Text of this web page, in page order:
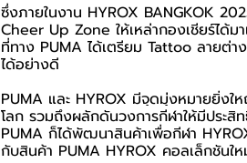
ซึ่งภายในงาน HYROX BANGKOK
Cheer Up Zone ให้เหล่ากองเชียร์ได้
ที่ทาง PUMA ได้เตรียม Tattoo ลายต่า
ได้อย่างดี
PUMA และ HYROX มีจุดมุ่งหมายยิ่ง
โลก รวมถึงผลักดันวงการกีฬาให้มีประสิ
PUMA ก็ได้พัฒนาสินค้าเพื่อกีฬา
กับสินค้า PUMA HYROX คอลเล็กชันใ